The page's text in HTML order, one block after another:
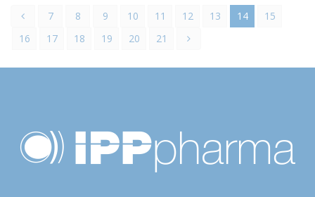
7 8 9 10 11 12 13 14
15
16
17 18 19 20 21